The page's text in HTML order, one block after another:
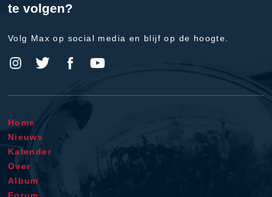
te volgen?
Volg Max op social media en blijf op de hoogte.
Home
Nieuws
Kalender
Over
Album
Forum